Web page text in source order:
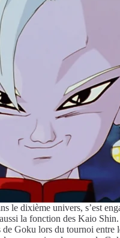
le dixième univers, s’est
la fonction des Kaio
Goku lors du tournoi